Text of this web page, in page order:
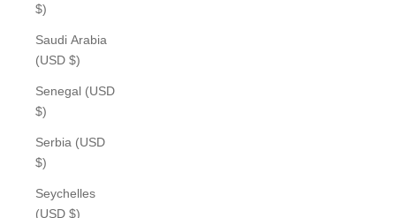
$)
Saudi Arabia
(USD $)
Senegal (USD
$)
Serbia (USD
$)
Seychelles
(USD $)